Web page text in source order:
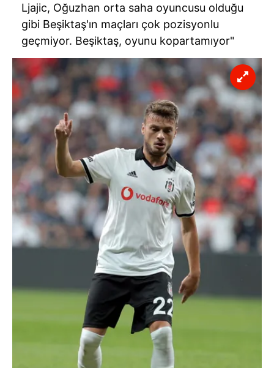
Ljajic, Oğuzhan orta saha oyuncusu olduğu
gibi Beşiktaş'ın maçları çok pozisyonlu
geçmiyor. Beşiktaş, oyunu kopartamıyor"